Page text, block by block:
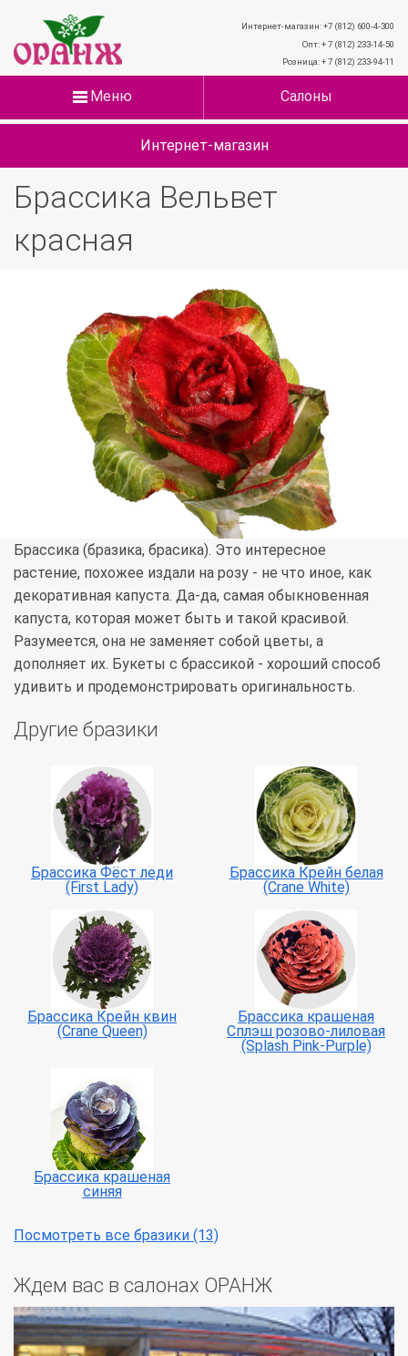
Интернет-магазин: +7 (812) 600-4-300
Опт: + 7 (812) 233-14-50
Розница: + 7 (812) 233-94-11
Меню Салоны
Интернет-магазин
Брассика Вельвет
красная
Брассика (бразика, брасика). Это интересное
растение, похожее издали на розу - не что иное, как
декоративная капуста. Да-да, самая обыкновенная
капуста, которая может быть и такой красивой.
Разумеется, она не заменяет собой цветы, а
дополняет их. Букеты с брассикой - хороший способ
удивить и продемонстрировать оригинальность.
Другие бразики
Брассика Фёст леди
(First Lady)
Брассика Крейн белая
(Crane White)
Брассика Крейн квин
(Crane Queen)
Брассика крашеная
Сплэш розово-лиловая
(Splash Pink-Purple)
Брассика крашеная
синяя
Посмотреть все бразики (13)
Ждем вас в салонах ОРАНЖ